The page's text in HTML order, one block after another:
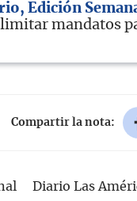
Edición
limitar mandatos
Compartir la nota:
Diario Las